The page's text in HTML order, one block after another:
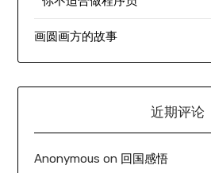
画圆画方的故事
近期评论
Anonymous on 回国感悟